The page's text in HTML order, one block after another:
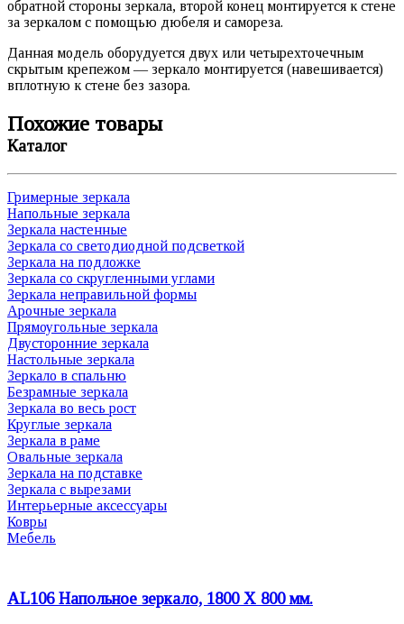
обратной стороны зеркала, второй конец монтируется к стене
за зеркалом с помощью дюбеля и самореза.
Данная модель оборудуется двух или четырехточечным
скрытым крепежом — зеркало монтируется (навешивается)
вплотную к стене без зазора.
Похожие товары
Каталог
Гримерные зеркала
Напольные зеркала
Зеркала настенные
Зеркала со светодиодной подсветкой
Зеркала на подложке
Зеркала со скругленными углами
Зеркала неправильной формы
Арочные зеркала
Прямоугольные зеркала
Двусторонние зеркала
Настольные зеркала
Зеркало в спальню
Безрамные зеркала
Зеркала во весь рост
Круглые зеркала
Зеркала в раме
Овальные зеркала
Зеркала на подставке
Зеркала с вырезами
Интерьерные аксессуары
Ковры
Мебель
AL106 Напольное зеркало, 1800 X 800 мм.